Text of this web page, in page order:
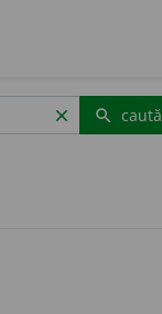
clear search caută